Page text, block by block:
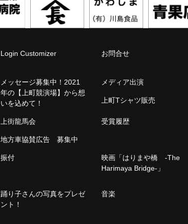
Login Customizer お問合せ
メッセージ募集中！2021
年の【上町競演場】から想
いを込めて！
メディア出演
上町Tシャツ販売
上街龍馬会 受賞履歴
地方車協賛広告 募集中
振付
映画「はりまや橋 -The
Harimaya Bridge-」
踊り子さんの写真をプレゼ
ント！
音楽